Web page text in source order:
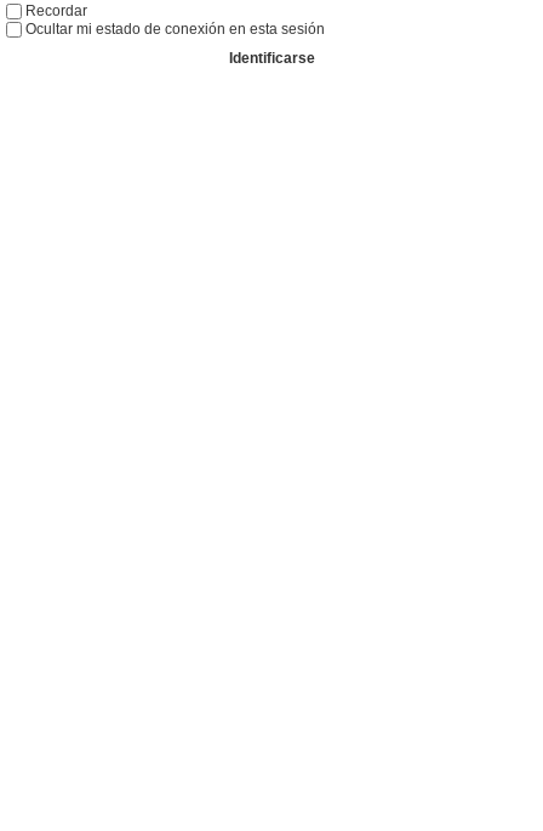
Recordar
Ocultar mi estado de conexión en esta sesión